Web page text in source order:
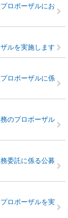
ロポーザルにお
ルを実施します
ロポーザルに係
のプロポーザル
委託に係る公募
ロポーザルを実